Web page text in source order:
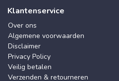
Klantenservice
Over ons
Algemene voorwaarden
Disclaimer
Privacy Policy
Veilig betalen
Verzenden & retourneren